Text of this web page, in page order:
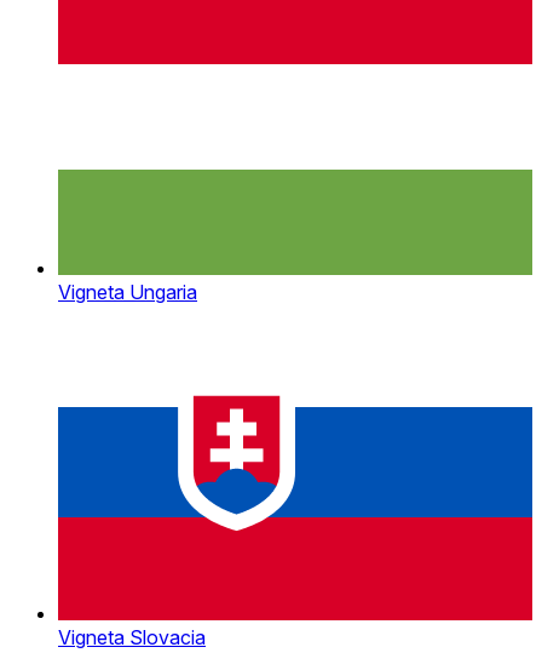
Vigneta Ungaria
Vigneta Slovacia